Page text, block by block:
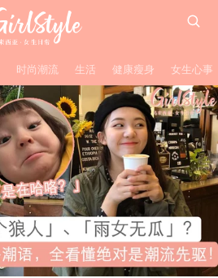
时尚潮流 生活 健康瘦身 女生心事